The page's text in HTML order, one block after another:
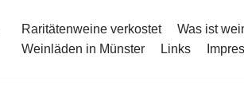
Raritätenweine verkostet Was ist
Weinläden in Münster
Links